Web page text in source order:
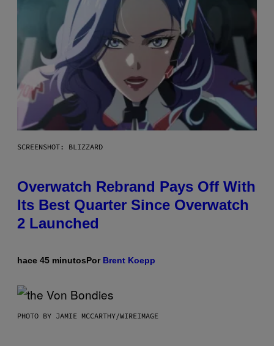
SCREENSHOT: BLIZZARD
Overwatch Rebrand Pays Off With
Its Best Quarter Since Overwatch
2 Launched
hace 45 minutosPor Brent Koepp
PHOTO BY JAMIE MCCARTHY/WIREIMAGE